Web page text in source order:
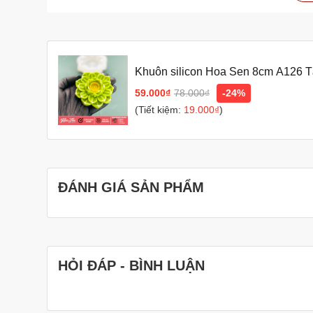
Bạn nên ngâm khuôn trong nước lạnh và nước
Bạn có thể phơi khuôn dưới ánh nắng mặt trời
dưới ánh nắng mặt trời, bạn nên lưu ý che đậy
Với cách làm này, khuôn rau câu của bạn sẽ luôn
Thêm một số mẹo giúp khuôn rau câu không bị mốc
Bạn nên bảo quản khuôn rau câu ở nơi khô ráo,
Hy vọng những thông tin trên sẽ giúp bạn giữ cho khuôn
Khuôn silicon Hoa Sen 8cm A126
59.000₫ 78.000₫
-24%
(Tiết kiệm: 19.000₫)
ĐÁNH GIÁ SẢN PHẨM
HỎI ĐÁP - BÌNH LUẬN